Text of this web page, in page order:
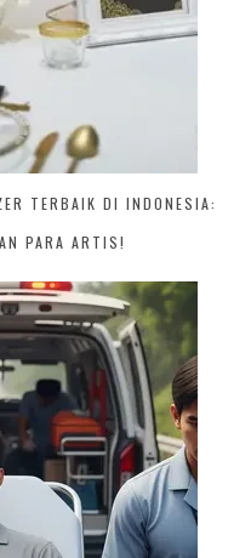
TERBAIK DI INDONESIA:
PARA ARTIS!